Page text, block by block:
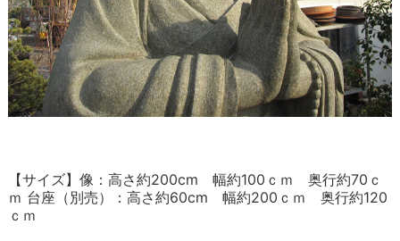
【サイズ】像：高さ約200cm 幅約100ｃｍ 奥行約70ｃ
ｍ 台座（別売）：高さ約60cm 幅約200ｃｍ 奥行約120
ｃｍ